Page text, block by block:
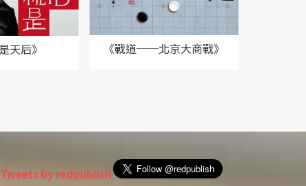
天后》
《戰道──北京大商戰》
Tweets by redpublish